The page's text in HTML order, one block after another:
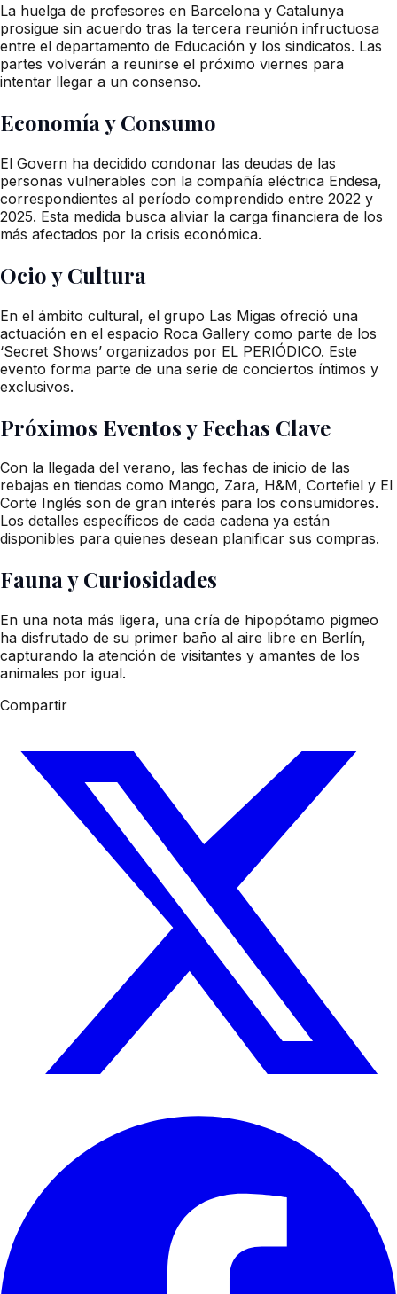
La huelga de profesores en Barcelona y Catalunya
prosigue sin acuerdo tras la tercera reunión infructuosa
entre el departamento de Educación y los sindicatos. Las
partes volverán a reunirse el próximo viernes para
intentar llegar a un consenso.
Economía y Consumo
El Govern ha decidido condonar las deudas de las
personas vulnerables con la compañía eléctrica Endesa,
correspondientes al período comprendido entre 2022 y
2025. Esta medida busca aliviar la carga financiera de los
más afectados por la crisis económica.
Ocio y Cultura
En el ámbito cultural, el grupo Las Migas ofreció una
actuación en el espacio Roca Gallery como parte de los
‘Secret Shows’ organizados por EL PERIÓDICO. Este
evento forma parte de una serie de conciertos íntimos y
exclusivos.
Próximos Eventos y Fechas Clave
Con la llegada del verano, las fechas de inicio de las
rebajas en tiendas como Mango, Zara, H&M, Cortefiel y El
Corte Inglés son de gran interés para los consumidores.
Los detalles específicos de cada cadena ya están
disponibles para quienes desean planificar sus compras.
Fauna y Curiosidades
En una nota más ligera, una cría de hipopótamo pigmeo
ha disfrutado de su primer baño al aire libre en Berlín,
capturando la atención de visitantes y amantes de los
animales por igual.
Compartir